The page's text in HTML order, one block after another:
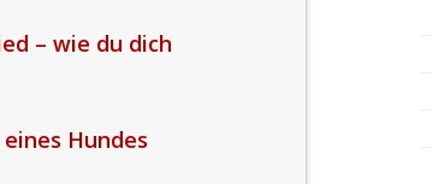
– wie du dich
Hundes